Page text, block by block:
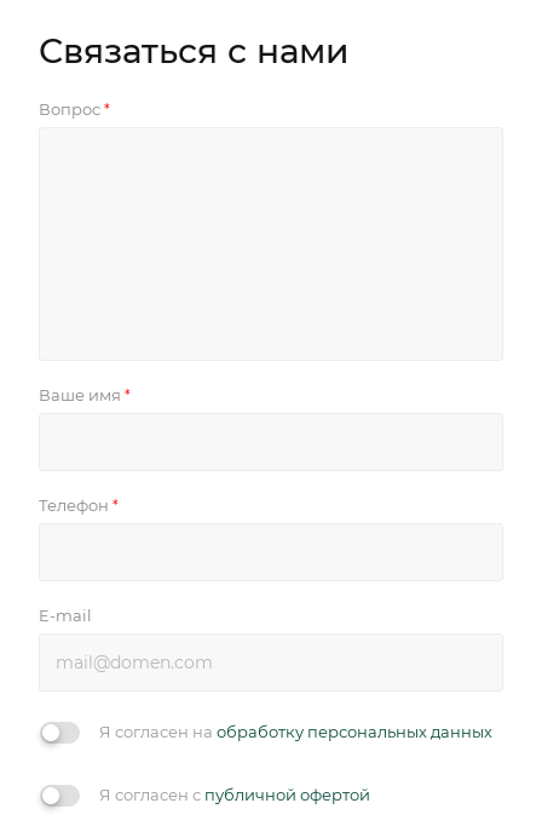
Связаться с нами
Вопрос *
Ваше имя *
Телефон *
E-mail
Я согласен на обработку персональных данных
Я согласен с публичной офертой